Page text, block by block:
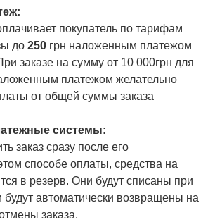
покупатель по тарифам
до 250 грн наложенным платежом
заказе на сумму от 10 000грн для
платежом желательно
от общей суммы заказа
системы:
заказ сразу после его
способе оплаты, средства на
в резерв. Они будут списаны при
будут автоматически возвращены на
заказа.